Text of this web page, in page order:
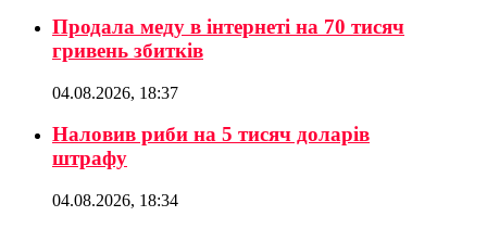
Продала меду в інтернеті на 70 тисяч
гривень збитків
04.08.2026, 18:37
Наловив риби на 5 тисяч доларів
штрафу
04.08.2026, 18:34